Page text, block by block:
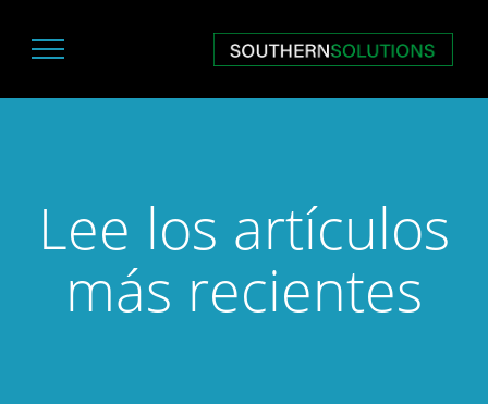
Lee los artículos
más recientes